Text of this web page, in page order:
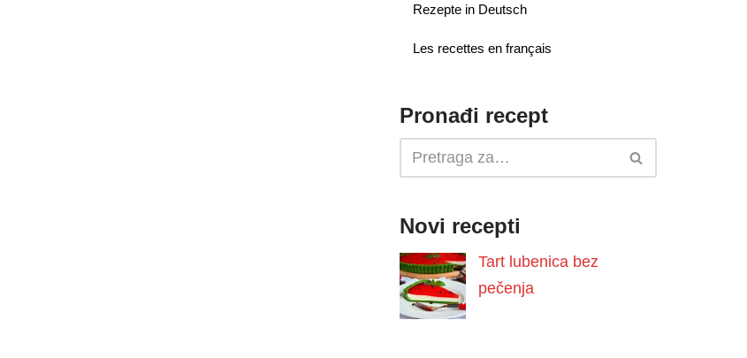
Rezepte in Deutsch
Les recettes en français
Pronađi recept
Novi recepti
Tart lubenica bez
pečenja